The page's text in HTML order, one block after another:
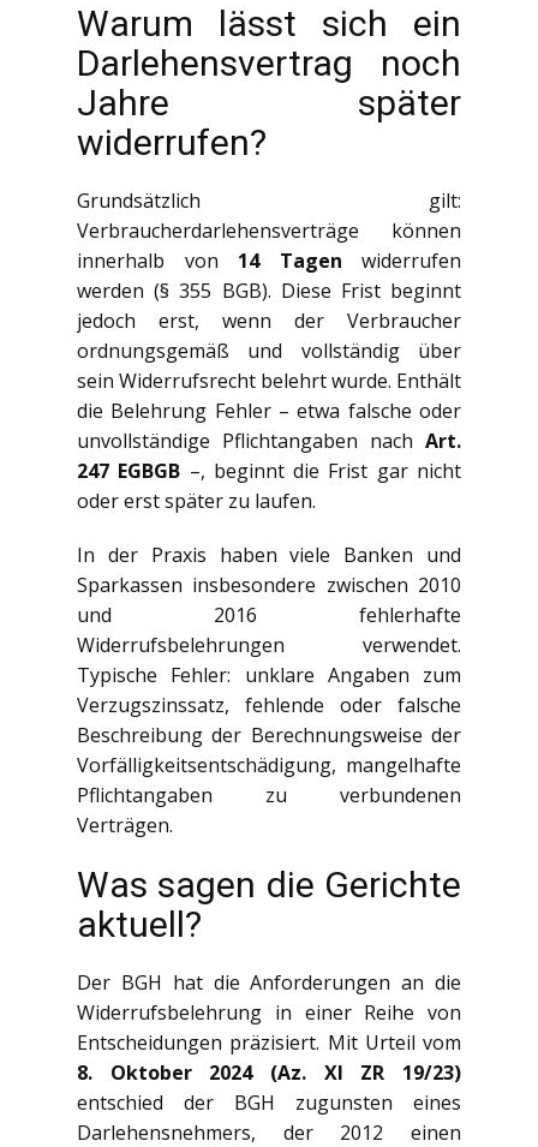
Warum lässt sich ein
Darlehensvertrag noch
Jahre später
widerrufen?
Grundsätzlich gilt:
Verbraucherdarlehensverträge können
innerhalb von 14 Tagen widerrufen
werden (§ 355 BGB). Diese Frist beginnt
jedoch erst, wenn der Verbraucher
ordnungsgemäß und vollständig über
sein Widerrufsrecht belehrt wurde. Enthält
die Belehrung Fehler – etwa falsche oder
unvollständige Pflichtangaben nach Art.
247 EGBGB –, beginnt die Frist gar nicht
oder erst später zu laufen.
In der Praxis haben viele Banken und
Sparkassen insbesondere zwischen 2010
und 2016 fehlerhafte
Widerrufsbelehrungen verwendet.
Typische Fehler: unklare Angaben zum
Verzugszinssatz, fehlende oder falsche
Beschreibung der Berechnungsweise der
Vorfälligkeitsentschädigung, mangelhafte
Pflichtangaben zu verbundenen
Verträgen.
Was sagen die Gerichte
aktuell?
Der BGH hat die Anforderungen an die
Widerrufsbelehrung in einer Reihe von
Entscheidungen präzisiert. Mit Urteil vom
8. Oktober 2024 (Az. XI ZR 19/23)
entschied der BGH zugunsten eines
Darlehensnehmers, der 2012 einen